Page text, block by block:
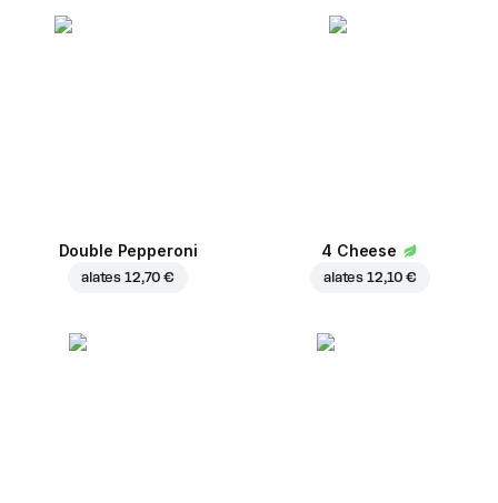
Double Pepperoni
alates 12,70 €
4 Cheese
alates 12,10 €